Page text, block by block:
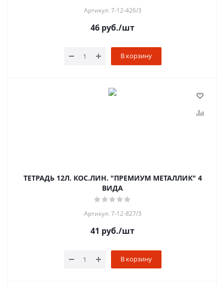
Артикул: 7-12-426/3
46 руб./шт
В корзину
ТЕТРАДЬ 12Л. КОС.ЛИН. "ПРЕМИУМ МЕТАЛЛИК" 4
ВИДА
Артикул: 7-12-827/3
41 руб./шт
В корзину